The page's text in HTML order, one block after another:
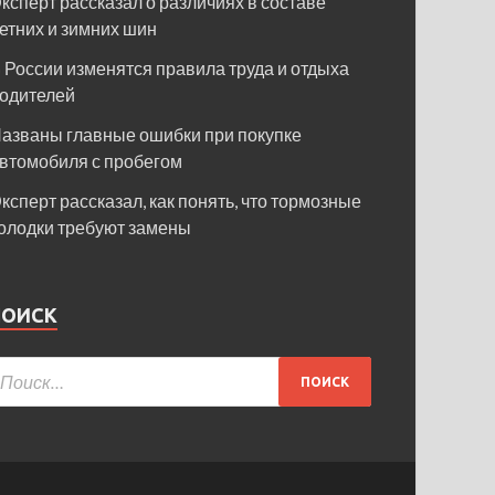
и зимних шин
России изменятся правила труда и отдыха
главные ошибки при покупке
с пробегом
рассказал, как понять, что тормозные
требуют замены